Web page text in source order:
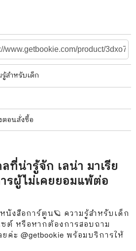
รู้สำหรับเด็ก
ตอนสั่งซื้อ
ที่น่ารู้จัก เลน่า มาเรีย
รผู้ไม่เคยยอมแพ้ต่อ
นังสือการ์ตูน🪐 ความรู้สำหรับเด็ก
ต์ หรือหากต้องการสอบถาม
ค่ะ @getbookie พร้อมบริการให้